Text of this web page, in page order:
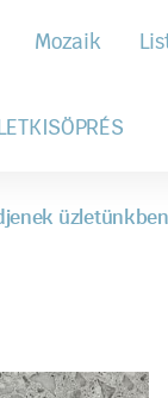
Mozaik